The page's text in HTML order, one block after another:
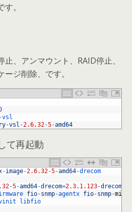
。
、アンマウント、RAID停止、
ジ削除、です。
-vsl
-vsl -2.6.32-5-amd64
て再起動
-image-2.6.32-5-amd64-drecom
-5-amd64-drecom=2.3.1.123-drecom1
fio-snmp-agentx fio-snmp-mib
libfio